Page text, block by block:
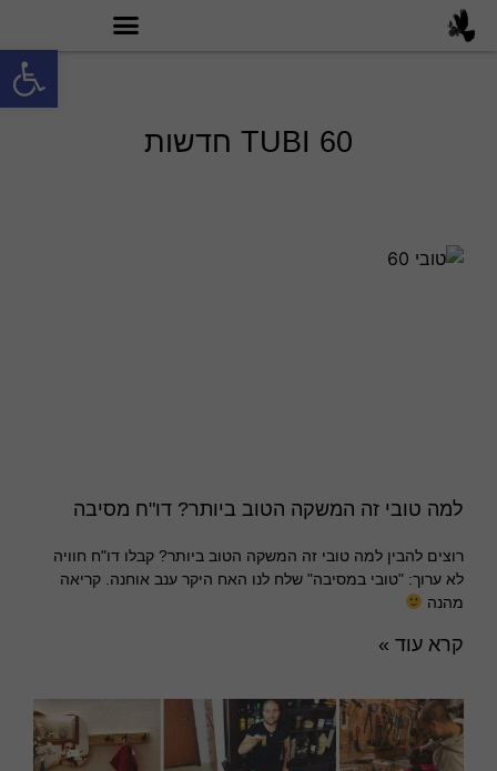
פתח
TUBI 60 חדשות
למה טובי זה המשקה הטוב ביותר? דו"ח מסיבה
רוצים להבין למה טובי זה המשקה הטוב ביותר? קבלו דו"ח חוויה
לא ערוך: "טובי במסיבה" שלח לנו האח היקר ענב אוחנה. קריאה
מהנה
קרא עוד »